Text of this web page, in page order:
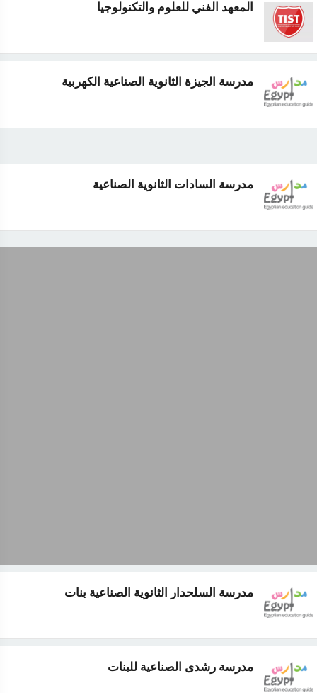
المعهد الفني للعلوم والتكنولوجيا
مدرسة الجيزة الثانوية الصناعية الكهربية
مدرسة السادات الثانوية الصناعية
مدرسة السلحدار الثانوية الصناعية بنات
مدرسة رشدى الصناعية للبنات